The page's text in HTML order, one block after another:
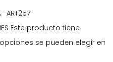
Este producto tiene
se pueden elegir en